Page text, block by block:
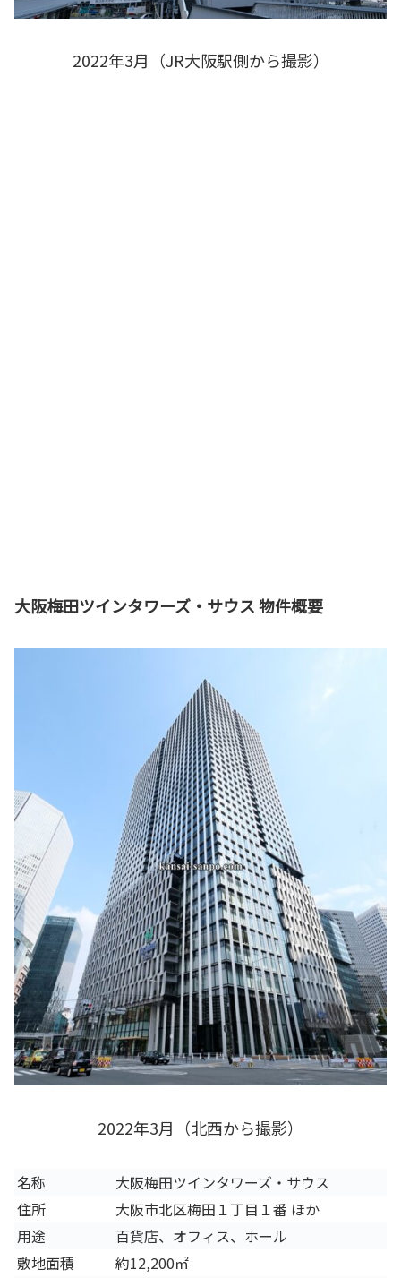
2022年3月（JR大阪駅側から撮影）
大阪梅田ツインタワーズ・サウス 物件概要
2022年3月（北西から撮影）
名称
大阪梅田ツインタワーズ・サウス
住所
大阪市北区梅田１丁目１番 ほか
用途
百貨店、オフィス、ホール
敷地面積
約12,200㎡